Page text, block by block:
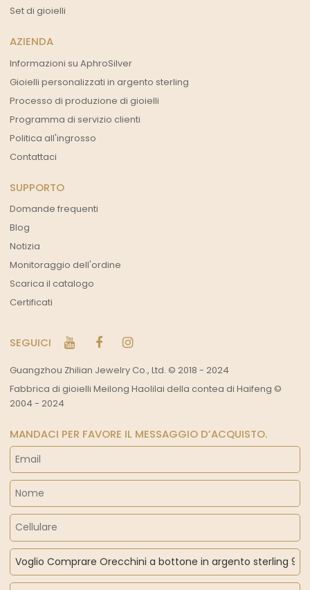
Set di gioielli
AZIENDA
Informazioni su AphroSilver
Gioielli personalizzati in argento sterling
Processo di produzione di gioielli
Programma di servizio clienti
Politica all'ingrosso
Contattaci
SUPPORTO
Domande frequenti
Blog
Notizia
Monitoraggio dell'ordine
Scarica il catalogo
Certificati
SEGUICI
Guangzhou Zhilian Jewelry Co., Ltd. © 2018 - 2024
Fabbrica di gioielli Meilong Haolilai della contea di Haifeng ©
2004 - 2024
MANDACI PER FAVORE IL MESSAGGIO D’ACQUISTO.